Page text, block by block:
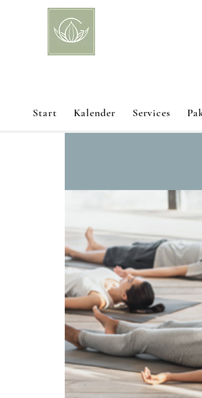
Start Kalender Services